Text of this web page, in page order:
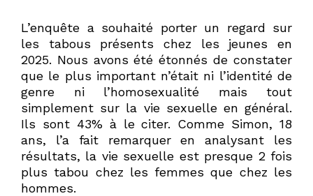
L’enquête a souhaité porter un regard sur
les tabous présents chez les jeunes en
2025. Nous avons été étonnés de constater
que le plus important n’était ni l’identité de
genre ni l’homosexualité mais tout
simplement sur la vie sexuelle en général.
Ils sont 43% à le citer. Comme Simon, 18
ans, l’a fait remarquer en analysant les
résultats, la vie sexuelle est presque 2 fois
plus tabou chez les femmes que chez les
hommes.